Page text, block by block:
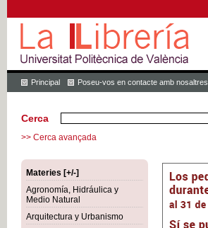
Principal Poseu-vos en contacte amb nosaltres
Cerca
>> Cerca avançada
Materies [+/-]
Agronomía, Hidráulica y
Medio Natural
Arquitectura y Urbanismo